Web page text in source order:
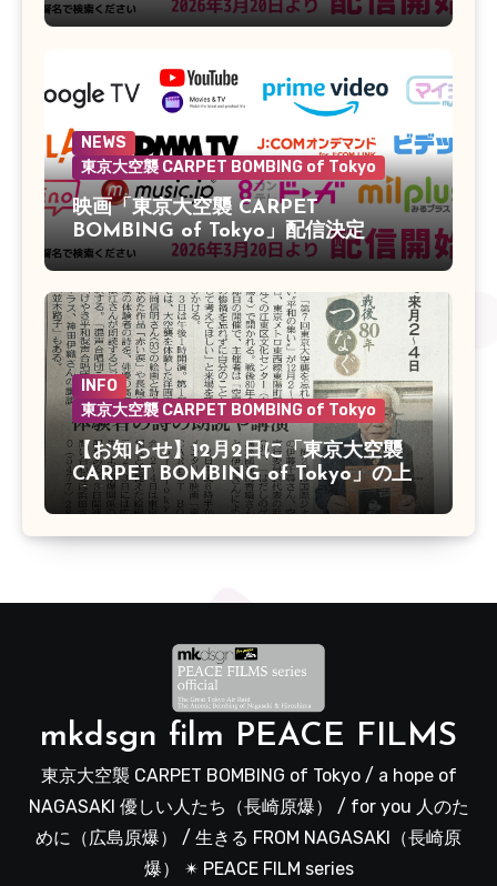
NEWS
東京大空襲 CARPET BOMBING of Tokyo
映画「東京大空襲 CARPET
BOMBING of Tokyo」配信決定
INFO
東京大空襲 CARPET BOMBING of Tokyo
【お知らせ】12月2日に「東京大空襲
CARPET BOMBING of Tokyo」の上
映会があります
mkdsgn film PEACE FILMS
東京大空襲 CARPET BOMBING of Tokyo / a hope of
NAGASAKI 優しい人たち（長崎原爆） / for you 人のた
めに（広島原爆） / 生きる FROM NAGASAKI（長崎原
爆） ✴︎ PEACE FILM series